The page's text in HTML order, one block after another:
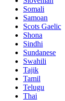
Somali
Samoan
Scots Gaelic
Shona
Sindhi
Sundanese
Swahili
Tajik
Tamil
Telugu
Thai